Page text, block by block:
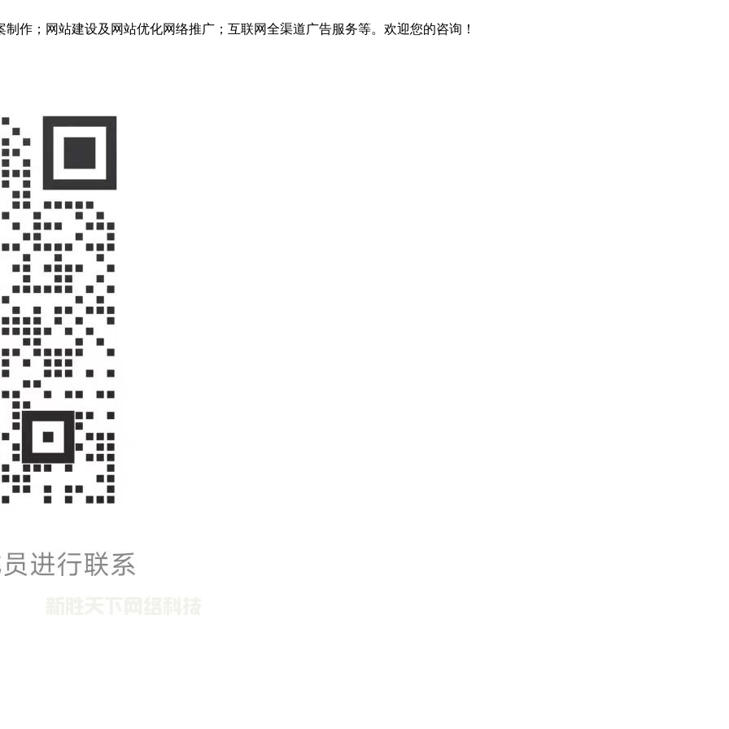
作；网站建设及网站优化网络推广；互联网全渠道广告服务等。欢迎您的咨询！